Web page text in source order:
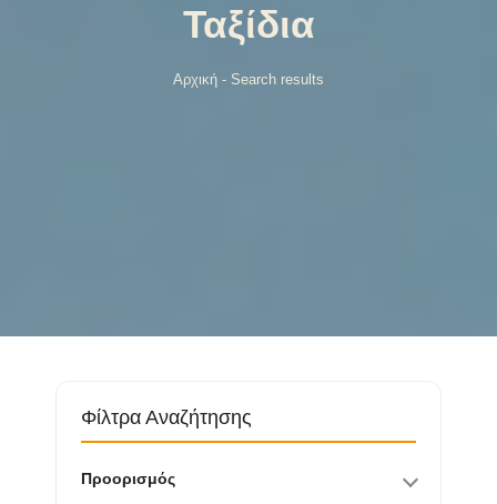
Ταξίδια
Αρχική - Search results
Φίλτρα Αναζήτησης
Προορισμός